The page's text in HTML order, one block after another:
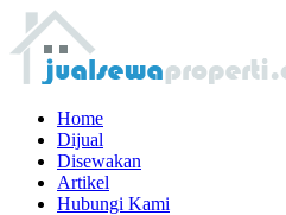
Home
Dijual
Disewakan
Artikel
Hubungi Kami